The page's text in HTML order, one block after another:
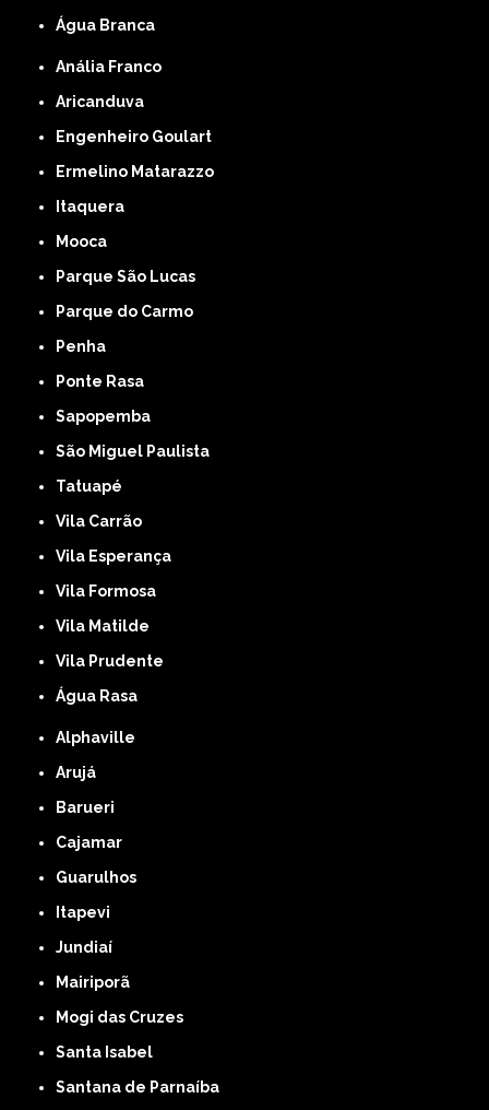
Água Branca
Anália Franco
Aricanduva
Engenheiro Goulart
Ermelino Matarazzo
Itaquera
Mooca
Parque São Lucas
Parque do Carmo
Penha
Ponte Rasa
Sapopemba
São Miguel Paulista
Tatuapé
Vila Carrão
Vila Esperança
Vila Formosa
Vila Matilde
Vila Prudente
Água Rasa
Alphaville
Arujá
Barueri
Cajamar
Guarulhos
Itapevi
Jundiaí
Mairiporã
Mogi das Cruzes
Santa Isabel
Santana de Parnaíba